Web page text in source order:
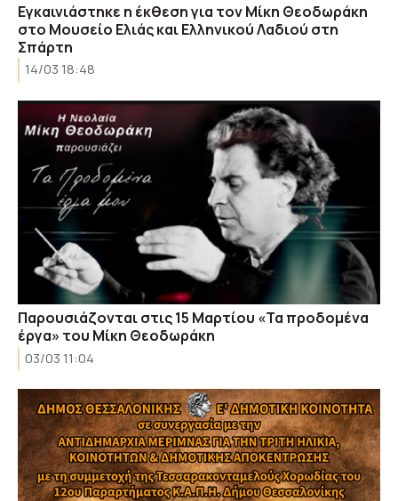
Εγκαινιάστηκε η έκθεση για τον Μίκη Θεοδωράκη
στο Μουσείο Ελιάς και Ελληνικού Λαδιού στη
Σπάρτη
14/03 18:48
Παρουσιάζονται στις 15 Μαρτίου «Τα προδομένα
έργα» του Μίκη Θεοδωράκη
03/03 11:04